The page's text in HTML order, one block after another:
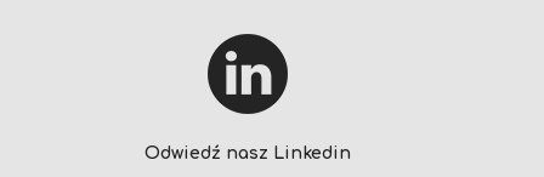
Odwiedź nasz Linkedin